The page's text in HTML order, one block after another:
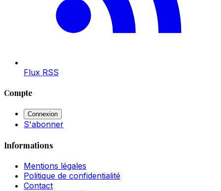
Flux RSS
Compte
Connexion
S'abonner
Informations
Mentions légales
Politique de confidentialité
Contact